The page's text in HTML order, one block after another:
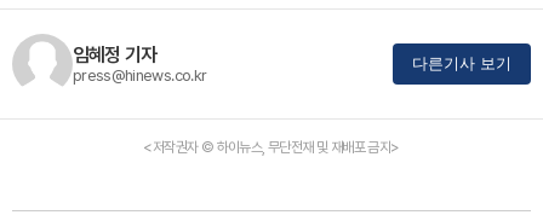
임혜정 기자
press@hinews.co.kr
다른기사 보기
<저작권자 © 하이뉴스, 무단전재 및 재배포 금지>